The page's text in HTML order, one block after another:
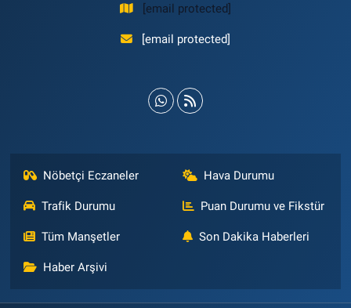
[email protected]
[email protected]
Nöbetçi Eczaneler Hava Durumu
Trafik Durumu Puan Durumu ve Fikstür
Tüm Manşetler Son Dakika Haberleri
Haber Arşivi